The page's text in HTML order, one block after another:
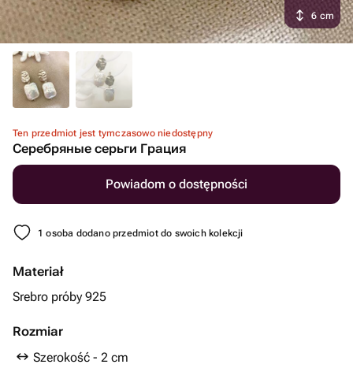
Ten przedmiot jest tymczasowo niedostępny
Серебряные серьги Грация
Powiadom o dostępności
1 osoba dodano przedmiot do swoich kolekcji
Materiał
Srebro próby 925
Rozmiar
Szerokość - 2 cm
6 cm